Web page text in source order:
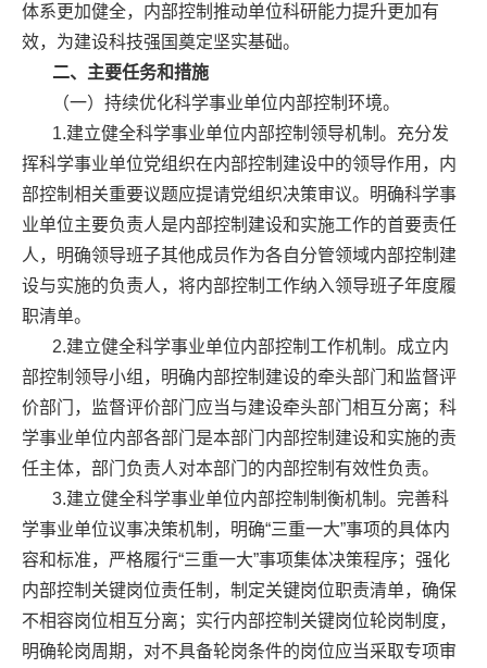
体系更加健全，内部控制推动单位科研能力提升更加有
效，为建设科技强国奠定坚实基础。
二、主要任务和措施
（一）持续优化科学事业单位内部控制环境。
1.建立健全科学事业单位内部控制领导机制。充分发
挥科学事业单位党组织在内部控制建设中的领导作用，内
部控制相关重要议题应提请党组织决策审议。明确科学事
业单位主要负责人是内部控制建设和实施工作的首要责任
人，明确领导班子其他成员作为各自分管领域内部控制建
设与实施的负责人，将内部控制工作纳入领导班子年度履
职清单。
2.建立健全科学事业单位内部控制工作机制。成立内
部控制领导小组，明确内部控制建设的牵头部门和监督评
价部门，监督评价部门应当与建设牵头部门相互分离；科
学事业单位内部各部门是本部门内部控制建设和实施的责
任主体，部门负责人对本部门的内部控制有效性负责。
3.建立健全科学事业单位内部控制制衡机制。完善科
学事业单位议事决策机制，明确“三重一大”事项的具体内
容和标准，严格履行“三重一大”事项集体决策程序；强化
内部控制关键岗位责任制，制定关键岗位职责清单，确保
不相容岗位相互分离；实行内部控制关键岗位轮岗制度，
明确轮岗周期，对不具备轮岗条件的岗位应当采取专项审